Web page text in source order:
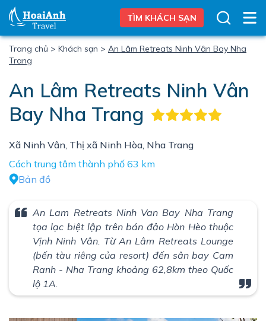
TÌM KHÁCH SẠN
Trang chủ > Khách sạn > An Lâm Retreats Ninh Vân Bay Nha
Trang
An Lâm Retreats Ninh Vân
Bay Nha Trang
Xã Ninh Vân, Thị xã Ninh Hòa, Nha Trang
Cách trung tâm thành phố 63 km
Bản đồ
An Lam Retreats Ninh Van Bay Nha Trang
tọa lạc biệt lập trên bán đảo Hòn Hèo thuộc
Vịnh Ninh Vân. Từ An Lâm Retreats Lounge
(bến tàu riêng của resort) đến sân bay Cam
Ranh - Nha Trang khoảng 62,8km theo Quốc
lộ 1A.